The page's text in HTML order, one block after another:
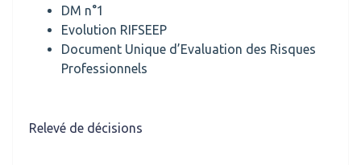
DM n°1
Evolution RIFSEEP
Document Unique d’Evaluation des Risques
Professionnels
Relevé de décisions